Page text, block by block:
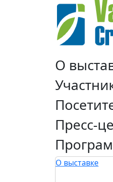
О
Пресс-
О выставке